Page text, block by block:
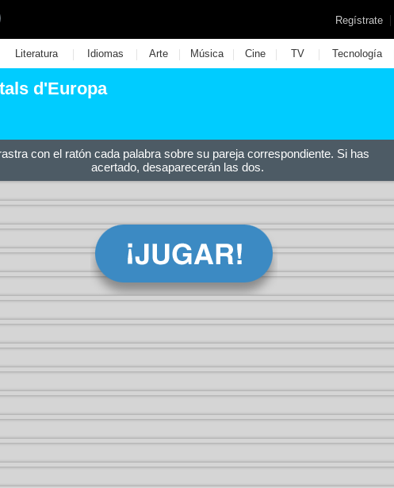
Regístrate |
Literatura | Idiomas | Arte | Música | Cine | TV | Tecnología
d'Europa
con el ratón cada palabra sobre su pareja correspondiente. Si has
acertado, desaparecerán las dos.